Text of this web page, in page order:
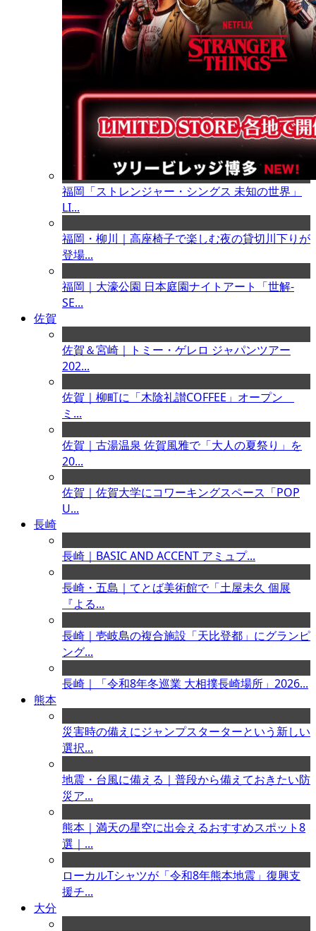
福岡「ストレンジャー・シングス 未知の世界」
LI...
福岡・柳川｜高座椅子で楽しむ夜の貸切川下りが
登場...
福岡｜大濠公園 日本庭園ナイトアート「世解-
SE...
佐賀
佐賀＆宮崎｜トミー・ゲレロ ジャパンツアー
202...
佐賀｜柳町に「木陰礼讃COFFEE」オープン
ミ...
佐賀｜古湯温泉 佐賀風雅で「大人の夏祭り」を
20...
佐賀｜佐賀大学にコワーキングスペース「POP
U...
長崎
長崎｜BASIC AND ACCENT アミュプ...
長崎・五島｜てとば美術館で「土屋未久 個展
『よる...
長崎｜壱岐島の複合施設「天比登都」にグランピ
ング...
長崎｜「令和8年冬巡業 大相撲長崎場所」2026...
熊本
災害時の備えにジャンプスターターという新しい
選択...
地震・台風に備える｜普段から備えておきたい防
災ア...
熊本｜満天の星空に出会えるおすすめスポット8
選｜...
ローカルTシャツが「令和8年熊本地震」復興支
援チ...
大分